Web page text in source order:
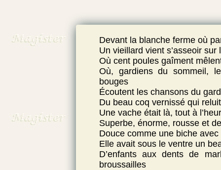
Devant la blanche ferme où
Un vieillard vient s’asseoir sur
Où cent poules gaîment
Où, gardiens du sommeil,
bouges
Écoutent les chansons du
Du beau coq vernissé qui
Une vache était là, tout à
Superbe, énorme, rousse et
Douce comme une biche
Elle avait sous le ventre un
D’enfants aux dents de
broussailles